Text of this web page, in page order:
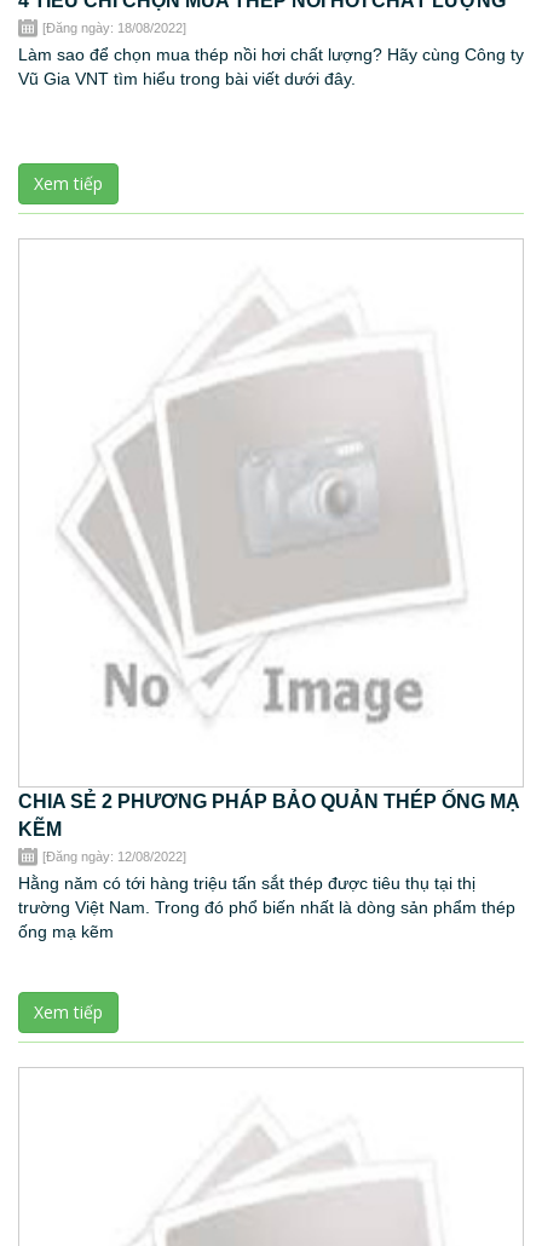
[Đăng ngày: 18/08/2022]
Làm sao để chọn mua thép nồi hơi chất lượng? Hãy cùng Công ty
Vũ Gia VNT tìm hiểu trong bài viết dưới đây.
Xem tiếp
CHIA SẺ 2 PHƯƠNG PHÁP BẢO QUẢN THÉP ỐNG MẠ
KẼM
[Đăng ngày: 12/08/2022]
Hằng năm có tới hàng triệu tấn sắt thép được tiêu thụ tại thị
trường Việt Nam. Trong đó phổ biến nhất là dòng sản phẩm thép
ống mạ kẽm
Xem tiếp